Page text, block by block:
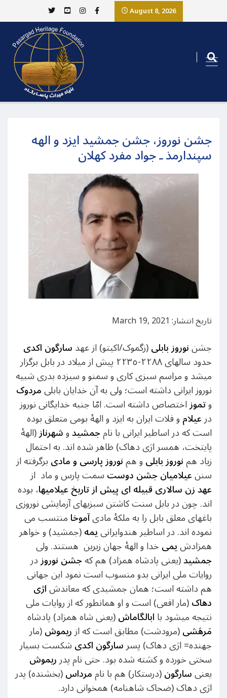
August 8, 2026
جشن نوروز، جشن جمشید ایزد و الهه
سپندارمذ ـ جواد مفرد کهلان
تاریخ انتشار: March 19, 2021
جشننوروز بابلی(زگموک/اکیتو) از عهدسارگون اکدی
حدود سالهای ٢٢۸۸-٢٢۳٥ پیش از میلاد در بابل برگزار
میشد و مراسم سبزی کاری و سمنو و سیزده بدری شبیه
نوروز ایرانی داشته است؛ ولی به آن خدایان بابلیمردوک
وتموزاختصاص داشته است. امّا جنبه خدایگانی نوروز
درعیلامو فلات ایران به ایزد و الهۀ بومی متعلق بوده
است که در اساطیر ایرانی با نامجمشیدوشهرناز(الهۀ
پایتخت، همسر اژی دهاک) ظاهر شده اند. به احتمال
زیاد همنوروز بابلیو همنوروز پارسی و مادیبرگرفته از
سننعیلامیان جشن دوستسمت پارس و ماد از
عهد زن سالاری قبیله ای پیش از تاریخ عیلامیها، بوده
اند. چون در بابل سنت کاشتن سبزیهای آزمایشی نوروزی
باغهای معلق بابل را به ملکۀ مادیآموخامنتسب می
نموده اند. در اساطیر هندوایرانییمه(جمشید) و خواهر
همزادشیمیخدا و الهۀ جهان زیرین هستند. ولی
جمشید(یعنی پادشاه همزاد) هم کهجشن نوروزدر
روایات ملی ایرانی بدو منسوب است نمود این جهانی
هم داشته است؛ همان جمشیدی که معاندشاژی
دهاک(مار افعی) است و او همانطور که از روایات ملی
نتیجه میشود باابالگاماش(یعنی شاه همزاد) پادشاه
مَرهَشی(مرودشت) مطابق است که ازریموش(مار
جهنده= اژی دهاک) پسرسارگون اکدیشکست بسیار
سختی خورده و کشته شده بود. حتی نام پدرریموش
یعنیسارگون(درستکار) هم با ناممرداس(بخشنده) پدر
اژی دهاک (ضحاک شاهنامه) همخوانی دارد.